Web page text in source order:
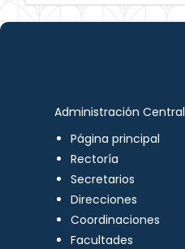
Administración Central
Página principal
Rectoría
Secretarios
Direcciones
Coordinaciones
Facultades